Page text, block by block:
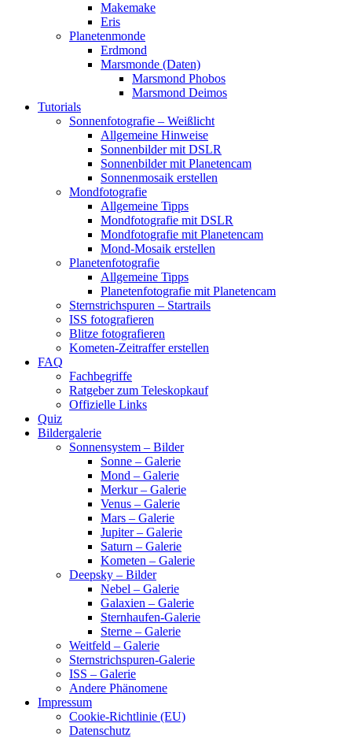
Makemake
Eris
Planetenmonde
Erdmond
Marsmonde (Daten)
Marsmond Phobos
Marsmond Deimos
Tutorials
Sonnenfotografie – Weißlicht
Allgemeine Hinweise
Sonnenbilder mit DSLR
Sonnenbilder mit Planetencam
Sonnenmosaik erstellen
Mondfotografie
Allgemeine Tipps
Mondfotografie mit DSLR
Mondfotografie mit Planetencam
Mond-Mosaik erstellen
Planetenfotografie
Allgemeine Tipps
Planetenfotografie mit Planetencam
Sternstrichspuren – Startrails
ISS fotografieren
Blitze fotografieren
Kometen-Zeitraffer erstellen
FAQ
Fachbegriffe
Ratgeber zum Teleskopkauf
Offizielle Links
Quiz
Bildergalerie
Sonnensystem – Bilder
Sonne – Galerie
Mond – Galerie
Merkur – Galerie
Venus – Galerie
Mars – Galerie
Jupiter – Galerie
Saturn – Galerie
Kometen – Galerie
Deepsky – Bilder
Nebel – Galerie
Galaxien – Galerie
Sternhaufen-Galerie
Sterne – Galerie
Weitfeld – Galerie
Sternstrichspuren-Galerie
ISS – Galerie
Andere Phänomene
Impressum
Cookie-Richtlinie (EU)
Datenschutz